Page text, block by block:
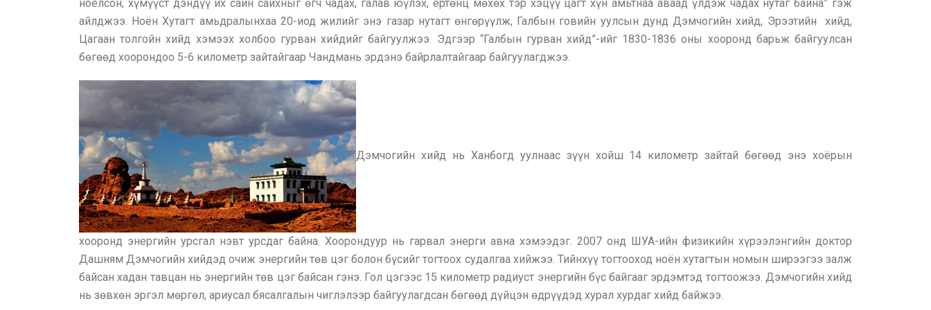
ноёлсон, хүмүүст дэндүү их сайн сайхныг өгч чадах, галав юүлэх, ертөнц мөхөх тэр хэцүү цагт хүн амьтнаа аваад үлдэж чадах нутаг байна” гэж
айлджээ. Ноён Хутагт амьдралынхаа 20-иод жилийг энэ газар нутагт өнгөрүүлж, Галбын говийн уулсын дунд Дэмчогийн хийд, Эрээтийн хийд,
Цагаан толгойн хийд хэмээх холбоо гурван хийдийг байгуулжээ. Эдгээр “Галбын гурван хийд”-ийг 1830-1836 оны хооронд барьж байгуулсан
бөгөөд хоорондоо 5-6 километр зайтайгаар Чандмань эрдэнэ байрлалтайгаар байгуулагджээ.
Дэмчогийн хийд нь Ханбогд уулнаас зүүн хойш 14 километр зайтай бөгөөд энэ хоёрын
хооронд энергийн урсгал нэвт урсдаг байна. Хоорондуур нь гарвал энерги авна хэмээдэг. 2007 онд ШУА-ийн физикийн хүрээлэнгийн доктор
Дашням Дэмчогийн хийдэд очиж энергийн төв цэг болон бүсийг тогтоох судалгаа хийжээ. Тийнхүү тогтооход ноён хутагтын номын ширээгээ залж
байсан хадан тавцан нь энергийн төв цэг байсан гэнэ. Гол цэгээс 15 километр радиуст энергийн бүс байгааг эрдэмтэд тогтоожээ. Дэмчогийн хийд
нь зөвхөн эргэл мөргөл, ариусал бясалгалын чиглэлээр байгуулагдсан бөгөөд дүйцэн өдрүүдэд хурал хурдаг хийд байжээ.